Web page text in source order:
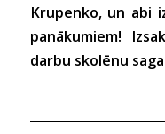
Krupenko, un abi
panākumiem!
darbu skolēnu